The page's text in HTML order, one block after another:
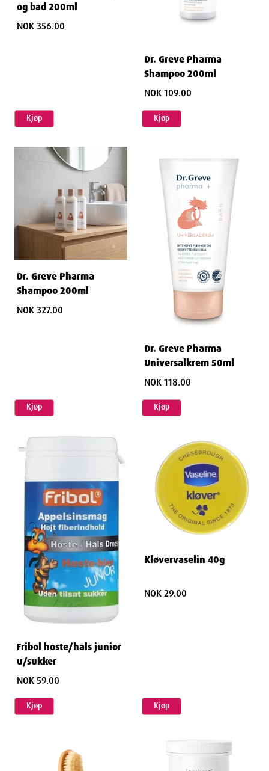
og bad 200ml
NOK 356.00
Kjøp
Dr. Greve Pharma
Shampoo 200ml
NOK 109.00
Kjøp
Dr. Greve Pharma
Shampoo 200ml
NOK 327.00
Kjøp
Dr. Greve Pharma
Universalkrem 50ml
NOK 118.00
Kjøp
Fribol hoste/hals junior
u/sukker
NOK 59.00
Kjøp
Kløvervaselin 40g
NOK 29.00
Kjøp